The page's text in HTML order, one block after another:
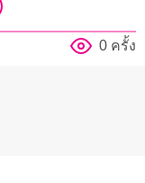
0 ครั้ง